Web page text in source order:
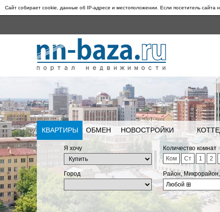
Сайт собирает cookie, данные об IP-адресе и местоположении. Если посетитель сайта
КВАРТИРЫ ОБМЕН НОВОСТРОЙКИ
Я хочу
Количество комнат
Ком
Ст 1 2
Город
Район,
Любой ⊞